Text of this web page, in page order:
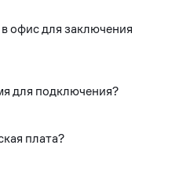
офис для заключения
для подключения?
плата?